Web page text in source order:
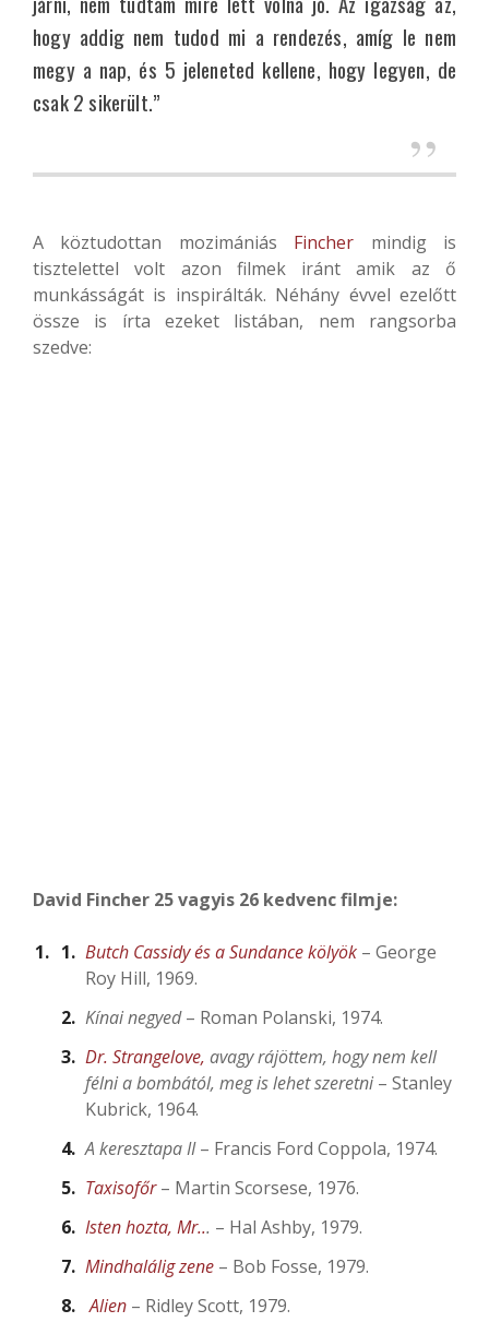
hogy addig nem tudod mi a rendezés, amíg le nem
megy a nap, és 5 jeleneted kellene, hogy legyen, de
csak 2 sikerült.”
A köztudottan mozimániás Fincher mindig is
tisztelettel volt azon filmek iránt amik az ő
munkásságát is inspirálták. Néhány évvel ezelőtt
össze is írta ezeket listában, nem rangsorba
szedve:
David Fincher 25 vagyis 26 kedvenc filmje:
Butch Cassidy és a Sundance kölyök – George
Roy Hill, 1969.
Kínai negyed– Roman Polanski, 1974.
Dr. Strangelove, avagy rájöttem, hogy nem kell
félni a bombától, meg is lehet szeretni – Stanley
Kubrick, 1964.
A keresztapa II– Francis Ford Coppola, 1974.
Taxisofőr – Martin Scorsese, 1976.
Isten hozta, Mr... – Hal Ashby, 1979.
Mindhalálig zene – Bob Fosse, 1979.
Alien – Ridley Scott, 1979.